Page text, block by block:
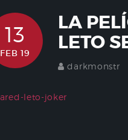
13
FEB 19
LA
LETO
darkmonstr